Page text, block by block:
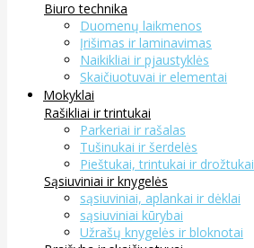
Biuro technika
Duomenų laikmenos
Įrišimas ir laminavimas
Naikikliai ir pjaustyklės
Skaičiuotuvai ir elementai
Mokyklai
Rašikliai ir trintukai
Parkeriai ir rašalas
Tušinukai ir šerdelės
Pieštukai, trintukai ir drožtukai
Sąsiuviniai ir knygelės
sąsiuviniai, aplankai ir dėklai
sąsiuviniai kūrybai
Užrašų knygelės ir bloknotai